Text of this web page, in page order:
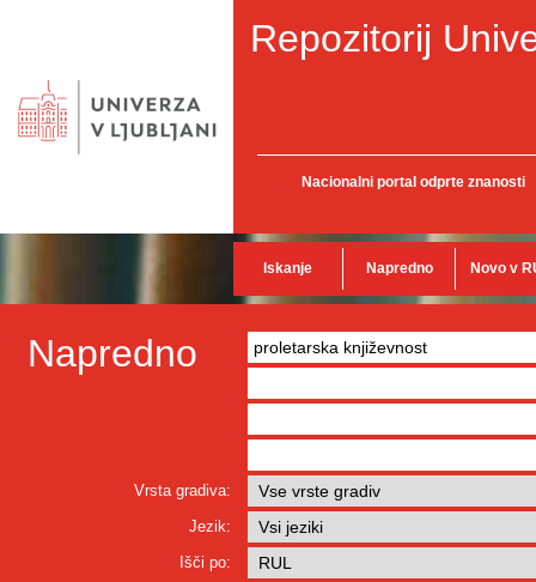
Repozitorij
Nacionalni portal odprte znanosti
Iskanje Napredno Novo v
Napredno
Vrsta gradiva:
Jezik:
Išči po: